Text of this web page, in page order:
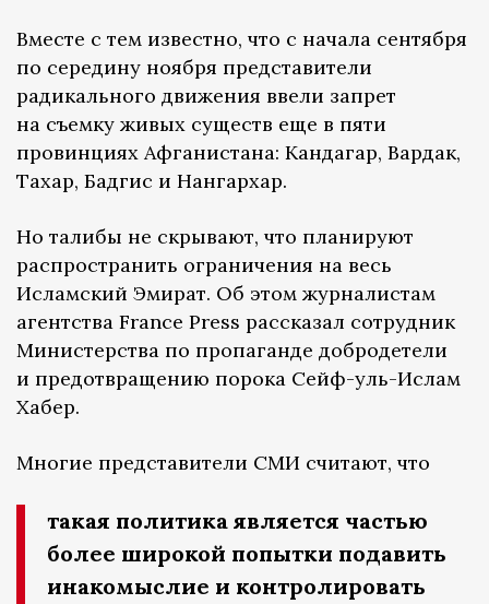
Вместе с тем известно, что с начала сентября
по середину ноября представители
радикального движения ввели запрет
на съемку живых существ еще в пяти
провинциях Афганистана: Кандагар, Вардак,
Тахар, Бадгис и Нангархар.
Но талибы не скрывают, что планируют
распространить ограничения на весь
Исламский Эмират. Об этом журналистам
агентства France Press рассказал сотрудник
Министерства по пропаганде добродетели
и предотвращению порока Сейф-уль-Ислам
Хабер.
Многие представители СМИ считают, что
такая политика является частью
более широкой попытки подавить
инакомыслие и контролировать